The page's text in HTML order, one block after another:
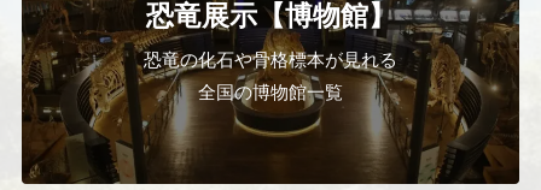
恐竜展示【博物館】
恐竜の化石や骨格標本が見れる
全国の博物館一覧